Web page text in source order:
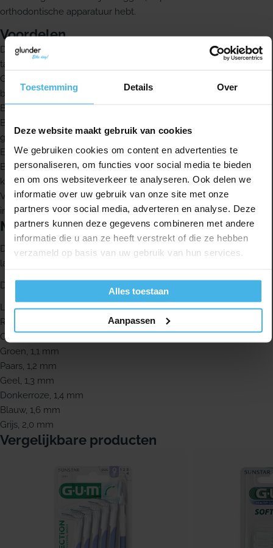
Toestemming Details Over
Deze website maakt gebruik van cookies
We gebruiken cookies om content en advertenties te
personaliseren, om functies voor social media te bieden
en om ons websiteverkeer te analyseren. Ook delen we
informatie over uw gebruik van onze site met onze
partners voor social media, adverteren en analyse. Deze
partners kunnen deze gegevens combineren met andere
informatie die u aan ze heeft verstrekt of die ze hebben
verzameld op basis van uw gebruik van hun services.
Alles toestaan
Aanpassen
orthodontische apparatuur hebt.
Voordelen
Driehoekig gevormde borstelhaartjes verwijderen tot 25% meer
tandplak dan een standaard borsteltje met ronde haartjes
Gecoat draad zorgt voor meer comfort en helpt het tandvlees te
beschermen
Borstelhaartjes met antibacteriële bescherming
Beschermkapje houdt het borsteltje schoon tussen de
gebruiksmomenten
Ergonomische anti-slip grip voor comfort en controle
Buigzame hals, tot 90° te buigen, om makkelijker bij de achterste
kiezen te komen
Verkrijgbaar in 9 verschillende maten, passend bij verschillende
interdentale ruimtes
Maat en kleur
Deze uitvoering heeft een dikte van 0,6 mm en de kleur
lavendel.
De GUM Trav-Ler ragers zijn er in de volgende maten:
Lila, 0,6 mm
Rood, 0,8 mm
Oranje, 0,9 mm
Groen, 1,1 mm
Paars, 1,2 mm
Geel, 1,3 mm
Donkerroze, 1,4 mm
Blauw, 1,6 mm
Grijs, 2,0 mm
Vergelijkbare producten